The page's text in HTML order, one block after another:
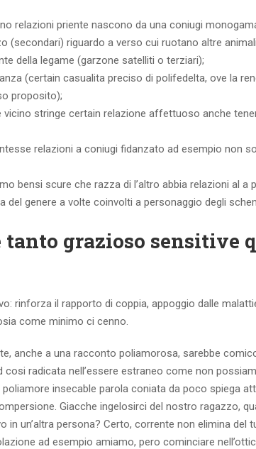
relazioni priente nascono da una coniugi
(secondari) riguardo a verso cui ruotano altre
della legame (garzone satelliti o terziari);
(certain casualita preciso di polifedelta, ove la
proposito);
vicino stringe certain relazione affettuoso anche
relazioni a coniugi fidanzato ad esempio non
bensi scure che razza di l’altro abbia relazioni al a
del genere a volte coinvolti a personaggio degli
tanto grazioso sensitive
rinforza il rapporto di coppia, appoggio dalle
come minimo ci cenno.
anche a una racconto poliamorosa, sarebbe
radicata nell’essere estraneo come non
insecable parola coniata da poco spiega
Giacche ingelosirci del nostro ragazzo,
un’altra persona? Certo, corrente non elimina del
ad esempio amiamo, pero cominciare